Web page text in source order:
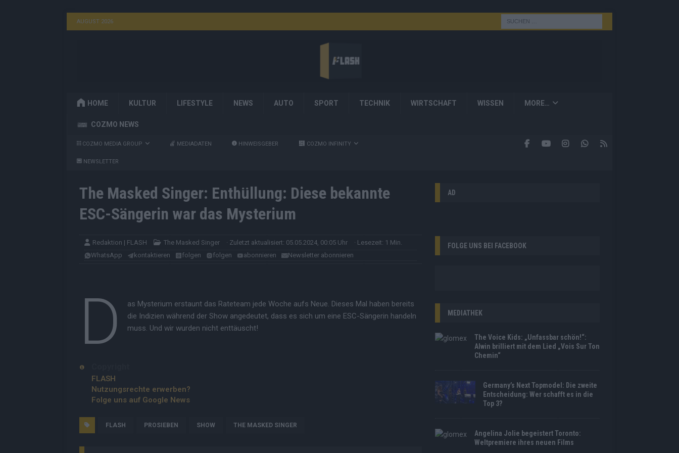
AUGUST 2026
HOME KULTUR LIFESTYLE NEWS AUTO SPORT TECHNIK WIRTSCHAFT WISSEN MORE…
COZMO NEWS
COZMO MEDIA GROUP MEDIADATEN HINWEISGEBER COZMO INFINITY
NEWSLETTER
The Masked Singer: Enthüllung: Diese bekannte
ESC-Sängerin war das Mysterium
Redaktion | FLASH The Masked Singer · Zuletzt aktualisiert: 05.05.2024, 00:05 Uhr
· Lesezeit: 1 Min.
WhatsApp
kontaktieren folgen folgen abonnieren Newsletter abonnieren
D
as Mysterium erstaunt das Rateteam jede Woche aufs Neue. Dieses Mal haben bereits
die Indizien während der Show angedeutet, dass es sich um eine ESC-Sängerin handeln
muss. Und wir wurden nicht enttäuscht!
FLASH
Nutzungsrechte erwerben?
Folge uns auf Google News
FLASH PROSIEBEN SHOW THE MASKED SINGER
AD
FOLGE UNS BEI FACEBOOK
MEDIATHEK
The Voice Kids: „Unfassbar schön!“:
Alwin brilliert mit dem Lied „Vois Sur Ton
Chemin“
Germany’s Next Topmodel: Die zweite
Entscheidung: Wer schafft es in die
Top 3?
Angelina Jolie begeistert Toronto:
Weltpremiere ihres neuen Films